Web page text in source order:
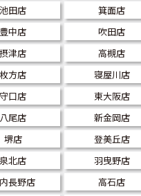
池田店
箕面店
豊中店
吹田店
摂津店
高槻店
枚方店
寝屋川店
守口店
東大阪店
八尾店
新金岡店
堺店
登美丘店
泉北店
羽曳野店
長野店
高石店